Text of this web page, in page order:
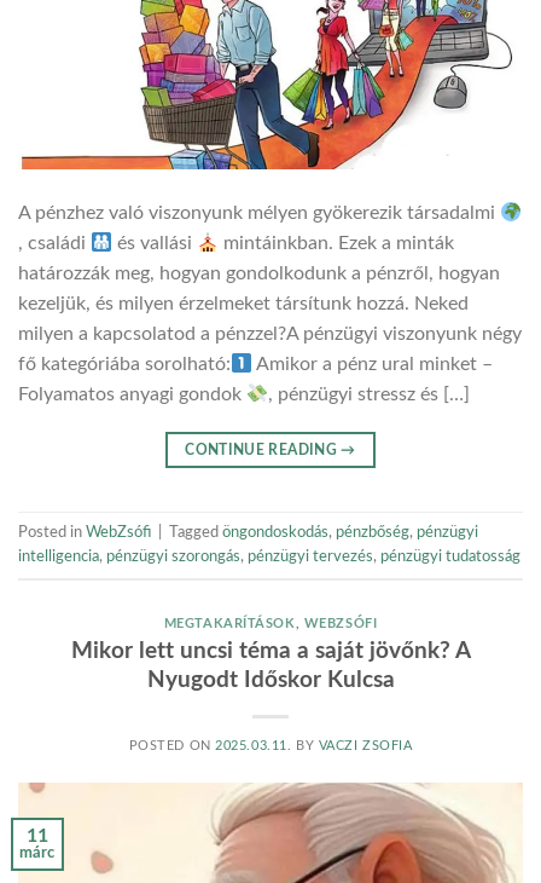
A pénzhez való viszonyunk mélyen gyökerezik társadalmi
, családi
és vallási
mintáinkban. Ezek a minták
határozzák meg, hogyan gondolkodunk a pénzről, hogyan
kezeljük, és milyen érzelmeket társítunk hozzá. Neked
milyen a kapcsolatod a pénzzel?A pénzügyi viszonyunk négy
fő kategóriába sorolható:
Amikor a pénz ural minket –
Folyamatos anyagi gondok
, pénzügyi stressz és […]
CONTINUE READING→
Posted in WebZsófi Tagged öngondoskodás, pénzbőség, pénzügyi
intelligencia, pénzügyi szorongás, pénzügyi tervezés, pénzügyi tudatosság
MEGTAKARÍTÁSOK WEBZSÓFI
Mikor lett uncsi téma a saját jövőnk? A
Nyugodt Időskor Kulcsa
POSTED ON 2025.03.11. BY VACZI ZSOFIA
11
márc